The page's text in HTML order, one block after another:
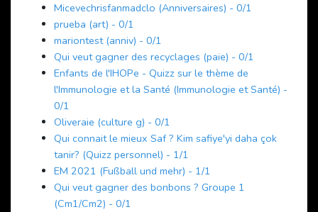
Micevechrisfanmadclo (Anniversaires) - 0/1
prueba (art) - 0/1
mariontest (anniv) - 0/1
Qui veut gagner des recyclages (paie) - 0/1
Enfants de l'IHOPe - Quizz sur le thème de
l'Immunologie et la Santé (Immunologie et Santé) -
0/1
Oliveraie (culture g) - 0/1
Qui connait le mieux Saf ? Kim safiye'yi daha çok
tanir? (Quizz personnel) - 1/1
EM 2021 (Fußball und mehr) - 1/1
Qui veut gagner des bonbons ? Groupe 1
(Cm1/Cm2) - 0/1